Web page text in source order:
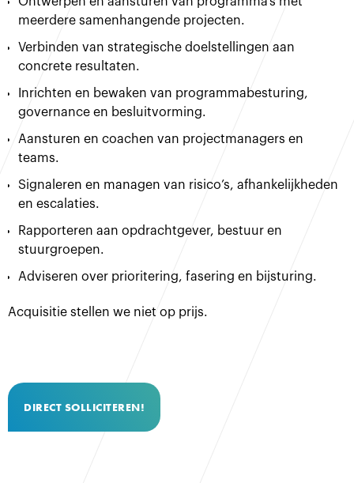
meerdere samenhangende projecten.
Verbinden van strategische doelstellingen aan
concrete resultaten.
Inrichten en bewaken van programmabesturing,
governance en besluitvorming.
Aansturen en coachen van projectmanagers en
teams.
Signaleren en managen van risico’s, afhankelijkheden
en escalaties.
Rapporteren aan opdrachtgever, bestuur en
stuurgroepen.
Adviseren over prioritering, fasering en bijsturing.
Acquisitie stellen we niet op prijs.
DIRECT SOLLICITEREN!